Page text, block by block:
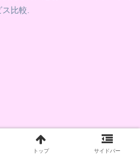
比較.
トップ サイドバー